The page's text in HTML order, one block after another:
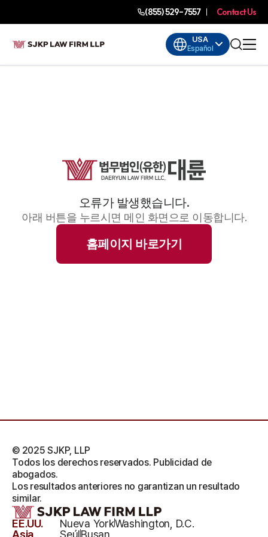
(855) 529-7557 Contact Us
USA
Español
오류가 발생했습니다.
아래 버튼을 누르시면 메인 화면으로 이동합니다.
홈페이지 바로가기
EE.UU. Nueva YorkWashington, D.C.
© 2025 SJKP, LLP
Todos los derechos reservados. Publicidad de
abogados.
Los resultados anteriores no garantizan un resultado
similar.